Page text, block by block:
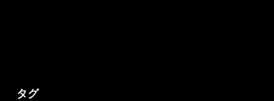
タグ